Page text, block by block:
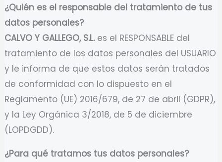
¿Quién es el responsable del tratamiento de tus
datos personales?
CALVO Y GALLEGO, S.L.es el RESPONSABLE del
tratamiento de los datos personales del USUARIO
y le informa de que estos datos serán tratados
de conformidad con lo dispuesto en el
Reglamento (UE) 2016/679, de 27 de abril (GDPR),
y la Ley Orgánica 3/2018, de 5 de diciembre
(LOPDGDD).
¿Para qué tratamos tus datos personales?